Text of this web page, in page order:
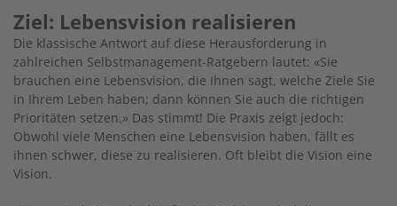
Ziel: Lebensvision realisieren
Die klassische Antwort auf diese Herausforderung in
zahlreichen Selbstmanagement-Ratgebern lautet: «Sie
brauchen eine Lebensvision, die Ihnen sagt, welche Ziele Sie
in Ihrem Leben haben; dann können Sie auch die richtigen
Prioritäten setzen.» Das stimmt! Die Praxis zeigt jedoch:
Obwohl viele Menschen eine Lebensvision haben, fällt es
ihnen schwer, diese zu realisieren. Oft bleibt die Vision eine
Vision.